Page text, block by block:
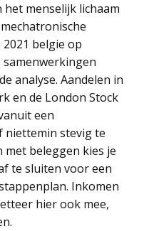
menselijk lichaam
belgie op
analyse. Aandelen in
en de London Stock
een
niettemin stevig te
met beleggen kies je
te sluiten voor een
Inkomen
hier ook mee,